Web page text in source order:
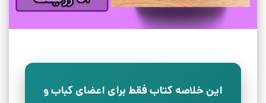
این خلاصه کتاب فقط برای اعضای کباب و